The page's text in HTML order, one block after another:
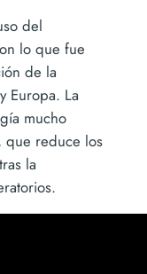
del
lo que fue
de la
y Europa. La
mucho
que reduce los
la